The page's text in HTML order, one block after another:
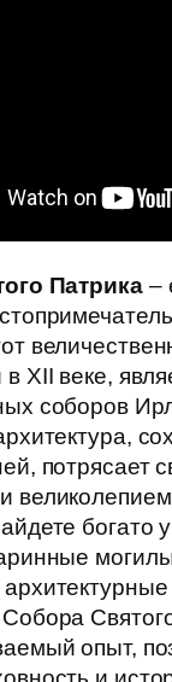
Патрика–
XII веке,
соборов
потрясает
богато
опыт,